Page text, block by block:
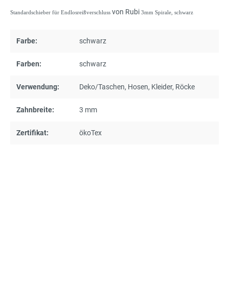
Standardschieber für Endlosreißverschluss von Rubi 3mm Spirale, schwarz
Farbe: schwarz
Farben: schwarz
Verwendung: Deko/Taschen, Hosen, Kleider, Röcke
Zahnbreite: 3 mm
Zertifikat: ökoTex